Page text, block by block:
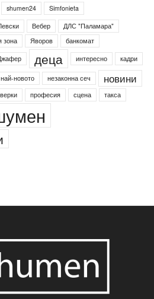
shumen24
Simfonieta
Вебер
ДЛС "Паламара"
зона Яворов
банкомат
деца интересно кадри
най-новото незаконна сеч новини
професия сцена такса